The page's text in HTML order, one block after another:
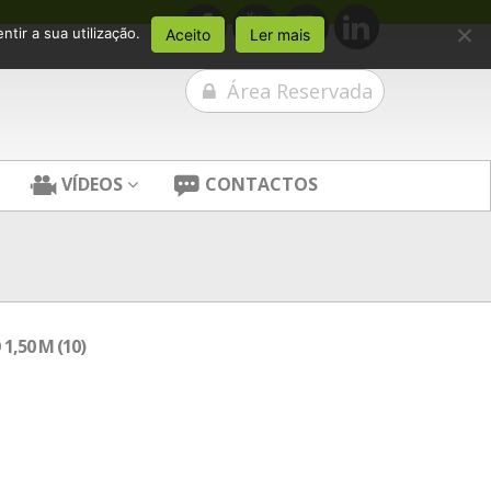
Área Reservada
VÍDEOS CONTACTOS
1,50 M (10)
a sua utilização. Aceito Ler mais